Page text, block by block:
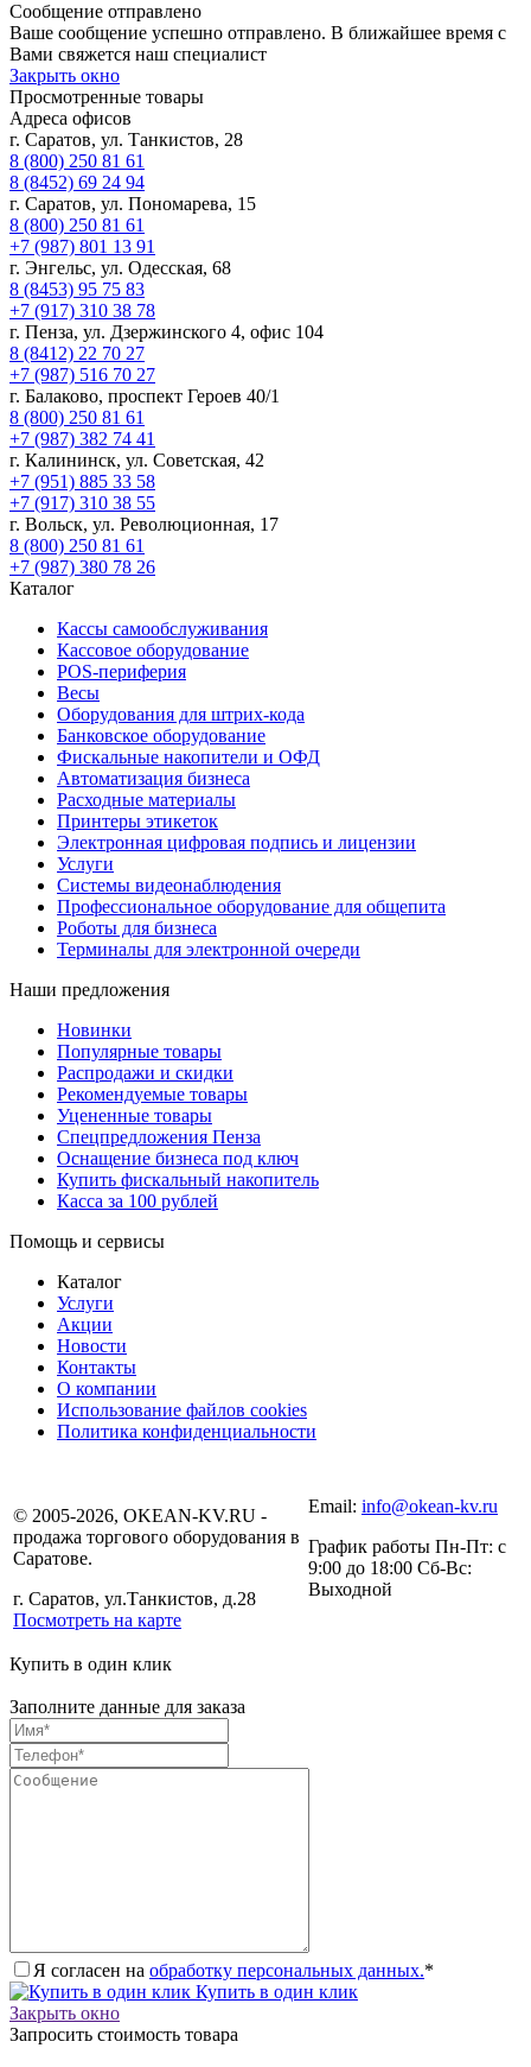
Сообщение отправлено
Ваше сообщение успешно отправлено. В ближайшее время с
Вами свяжется наш специалист
Закрыть окно
Просмотренные товары
Адреса офисов
г. Саратов, ул. Танкистов, 28
8 (800) 250 81 61
8 (8452) 69 24 94
г. Саратов, ул. Пономарева, 15
8 (800) 250 81 61
+7 (987) 801 13 91
г. Энгельс, ул. Одесская, 68
8 (8453) 95 75 83
+7 (917) 310 38 78
г. Пенза, ул. Дзержинского 4, офис 104
8 (8412) 22 70 27
+7 (987) 516 70 27
г. Балаково, проспект Героев 40/1
8 (800) 250 81 61
+7 (987) 382 74 41
г. Калининск, ул. Советская, 42
+7 (951) 885 33 58
+7 (917) 310 38 55
г. Вольск, ул. Революционная, 17
8 (800) 250 81 61
+7 (987) 380 78 26
Каталог
Кассы самообслуживания
Кассовое оборудование
POS-периферия
Весы
Оборудования для штрих-кода
Банковское оборудование
Фискальные накопители и ОФД
Автоматизация бизнеса
Расходные материалы
Принтеры этикеток
Электронная цифровая подпись и лицензии
Услуги
Системы видеонаблюдения
Профессиональное оборудование для общепита
Роботы для бизнеса
Терминалы для электронной очереди
Наши предложения
Новинки
Популярные товары
Распродажи и скидки
Рекомендуемые товары
Уцененные товары
Спецпредложения Пенза
Оснащение бизнеса под ключ
Купить фискальный накопитель
Касса за 100 рублей
Помощь и сервисы
Каталог
Услуги
Акции
Новости
Контакты
О компании
Использование файлов cookies
Политика конфиденциальности
© 2005-2026, OKEAN-KV.RU -
продажа торгового оборудования в
Саратове.
г. Саратов, ул.Танкистов, д.28
Посмотреть на карте
Email: info@okean-kv.ru
График работы Пн-Пт: с
9:00 до 18:00 Сб-Вс:
Выходной
Купить в один клик
Заполните данные для заказа
Я согласен на обработку персональных данных.*
Купить в один клик
Закрыть окно
Запросить стоимость товара